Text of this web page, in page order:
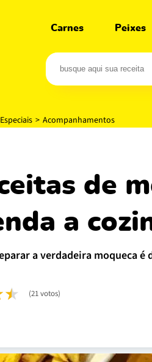
Carnes Peixes
Especiais > Acompanhamentos
a
(21 votos)